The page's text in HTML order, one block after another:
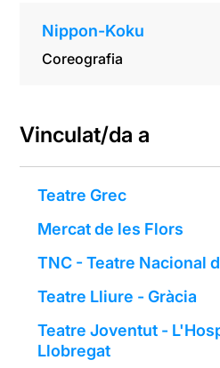
Nippon-Koku
Coreografia
Vinculat/da a
Teatre Grec
Mercat de les Flors
TNC - Teatre Nacional
Teatre Lliure - Gràcia
Teatre Joventut -
Llobregat